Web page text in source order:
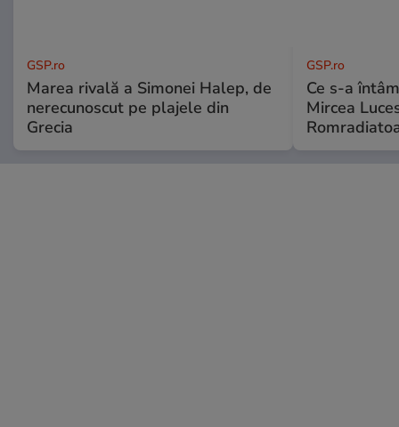
GSP.ro
Marea rivală a Simonei Halep, de
nerecunoscut pe plajele din
Grecia
GSP.ro
Ce s-a
Mircea